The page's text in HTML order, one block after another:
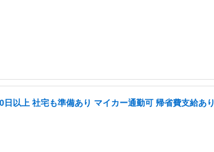
以上 社宅も準備あり マイカー通勤可 帰省費支給あり